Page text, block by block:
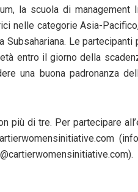
la scuola di management
nelle categorie Asia-
Subsahariana. Le partecipanti
entro il giorno della
una buona padronanza
più di tre. Per partecipare